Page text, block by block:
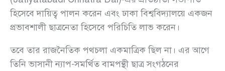
হিসেবে দায়িত্ব পালন করেন এবং ঢাকা বিশ্ববিদ্যালয়ে একজন
প্রভাবশালী ছাত্রনেতা হিসেবে পরিচিতি লাভ করেন।
তবে তার রাজনৈতিক পথচলা একমাত্রিক ছিল না। এর আগে
তিনি ভাসানী ন্যাপ-সমর্থিত বামপন্থী ছাত্র সংগঠনের